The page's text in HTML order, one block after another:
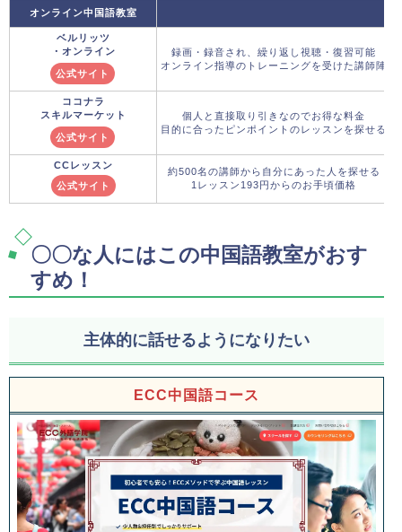
オンライン中国語教室
ベルリッツ
・オンライン
公式サイト
録画・録音され、繰り返し視聴・復習可能
オンライン指導のトレーニングを受けた講師陣
ココナラ
スキルマーケット
公式サイト
個人と直接取り引きなのでお得な料金
目的に合ったピンポイントのレッスンを探せる
CCレッスン
公式サイト
約500名の講師から自分にあった人を探せる
1レッスン193円からのお手頃価格
〇〇な人にはこの中国語教室がおす
すめ！
主体的に話せるようになりたい
ECC中国語コース